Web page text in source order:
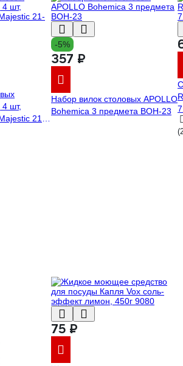
4 шт,
21-
-5%
357 ₽
Набор вилок столовых APOLLO
Bohemica 3 предмета BOH-23
75 ₽